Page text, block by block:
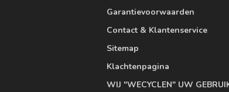
Garantievoorwaarden
Contact & Klantenservice
Sitemap
Klachtenpagina
WIJ "WECYCLEN" UW